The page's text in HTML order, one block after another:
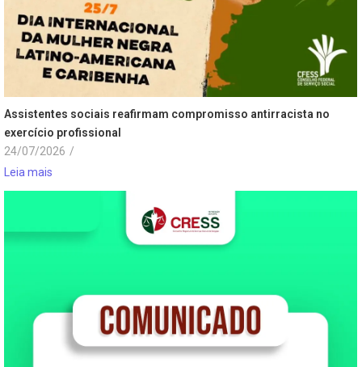
Assistentes sociais reafirmam compromisso antirracista no
exercício profissional
24/07/2026 /
Leia mais